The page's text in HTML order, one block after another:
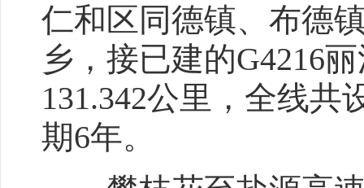
仁和区同德镇、布德
乡，接已建的G4216
131.342公里，全线共
期6年。